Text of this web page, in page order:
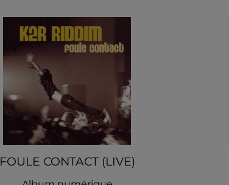
FOULE CONTACT (LIVE)